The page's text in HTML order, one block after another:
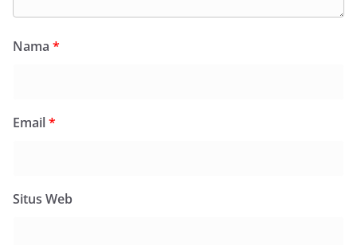
Nama *
Email*
Situs Web